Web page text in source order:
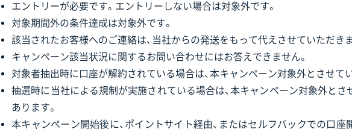
エントリーが必要です。エントリーしない場合は対象外です。
対象期間外の条件達成は対象外です。
該当されたお客様へのご連絡は、当社からの発送をもって代えさせていただきま
キャンペーン該当状況に関するお問い合わせにはお答えできません。
対象者抽出時に口座が解約されている場合は、本キャンペーン対象外とさせて
抽選時に当社による規制が実施されている場合は、本キャンペーン対象外とさ
あります。
本キャンペーン開始後に、ポイントサイト経由、またはセルフバックでの口座